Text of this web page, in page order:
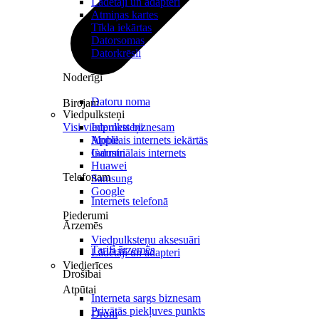
Birojam
Internets biznesam
Mobilais internets iekārtās
Industriālais internets
Telefonam
Internets telefonā
Ārzemēs
Tarifi ārzemēs
Drošībai
Interneta sargs biznesam
Privātās piekļuves punkts
Atmiņas kartes
Tīkla iekārtas
Datorsomas
Datorkrēsli
Noderīgi
Datoru noma
Viedpulksteņi
Visi viedpulksteņi
Apple
Garmin
Huawei
Samsung
Google
Piederumi
Viedpulksteņu aksesuāri
Lādētāji un adapteri
Viedierīces
Atpūtai
Droni